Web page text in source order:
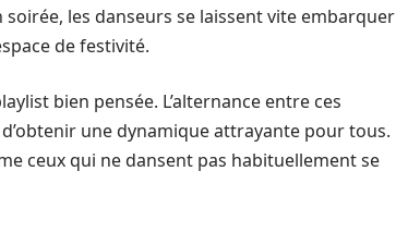
les danseurs se laissent vite embarquer
de festivité.
bien pensée. L’alternance entre ces
une dynamique attrayante pour tous.
ceux qui ne dansent pas habituellement se